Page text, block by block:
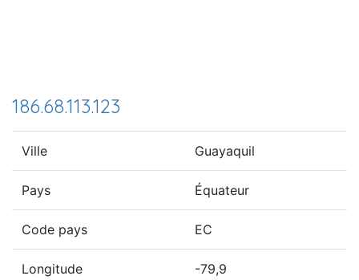
186.68.113.123
Ville Guayaquil
Pays Équateur
Code pays EC
Longitude -79,9